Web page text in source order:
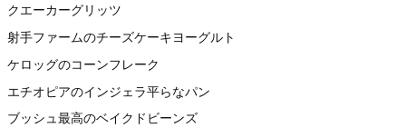
クエーカーグリッツ
射手ファームのチーズケーキヨーグルト
ケロッグのコーンフレーク
エチオピアのインジェラ平らなパン
ブッシュ最高のベイクドビーンズ